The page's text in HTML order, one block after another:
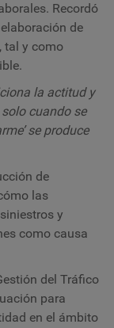
Recordó
de
, tal y como
la actitud y
cuando se
se produce
de
las
y
como causa
del Tráfico
para
en el ámbito